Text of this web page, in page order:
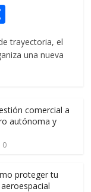
o
m
ti
r
trayectoria, el
una nueva
comercial a
autónoma y
0
proteger tu